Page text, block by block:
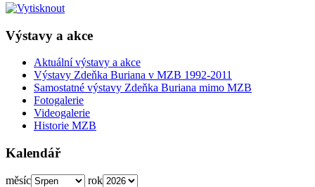
Výstavy a akce
Aktuální výstavy a akce
Výstavy Zdeňka Buriana v MZB 1992-2011
Samostatné výstavy Zdeňka Buriana mimo MZB
Fotogalerie
Videogalerie
Historie MZB
Kalendář
měsíc rok